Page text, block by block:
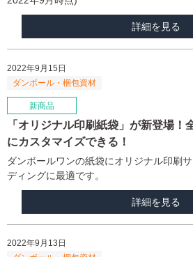
詳細を見る
2022年9月15日
「オリジナル印刷紙袋」が新登場！
にカスタマイズできる！
ダンボールワンの紙袋にオリジナル印刷
ディングに最適です。
詳細を見る
2022年9月13日